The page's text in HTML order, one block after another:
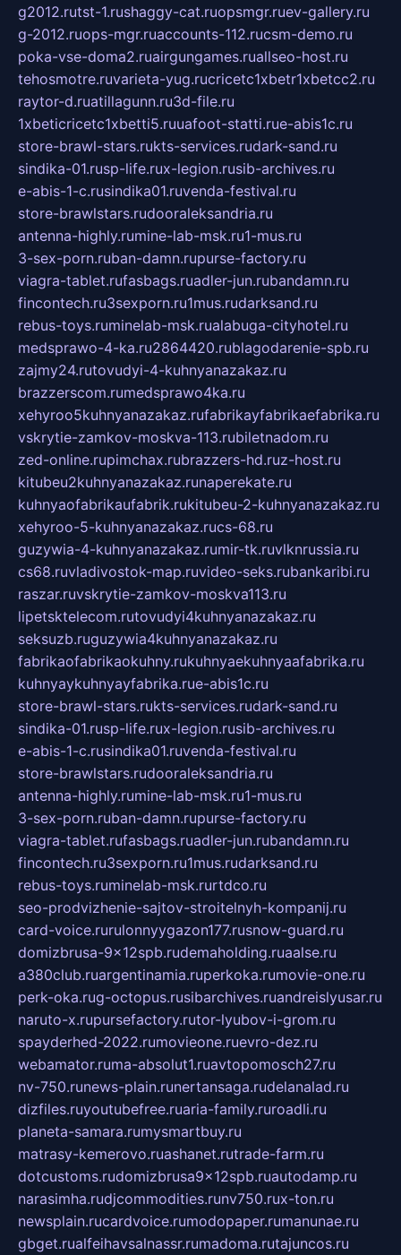
g2012.rutst-1.rushaggy-cat.ruopsmgr.ruev-gallery.ru
g-2012.ruops-mgr.ruaccounts-112.rucsm-demo.ru
poka-vse-doma2.ruairgungames.ruallseo-host.ru
tehosmotre.ruvarieta-yug.rucricetc1xbetr1xbetcc2.ru
raytor-d.ruatillagunn.ru3d-file.ru
1xbeticricetc1xbetti5.ruuafoot-statti.rue-abis1c.ru
store-brawl-stars.rukts-services.rudark-sand.ru
sindika-01.rusp-life.rux-legion.rusib-archives.ru
e-abis-1-c.rusindika01.ruvenda-festival.ru
store-brawlstars.rudooraleksandria.ru
antenna-highly.rumine-lab-msk.ru1-mus.ru
3-sex-porn.ruban-damn.rupurse-factory.ru
viagra-tablet.rufasbags.ruadler-jun.rubandamn.ru
fincontech.ru3sexporn.ru1mus.rudarksand.ru
rebus-toys.ruminelab-msk.rualabuga-cityhotel.ru
medsprawo-4-ka.ru2864420.rublagodarenie-spb.ru
zajmy24.rutovudyi-4-kuhnyanazakaz.ru
brazzerscom.rumedsprawo4ka.ru
xehyroo5kuhnyanazakaz.rufabrikayfabrikaefabrika.ru
vskrytie-zamkov-moskva-113.rubiletnadom.ru
zed-online.rupimchax.rubrazzers-hd.ruz-host.ru
kitubeu2kuhnyanazakaz.runaperekate.ru
kuhnyaofabrikaufabrik.rukitubeu-2-kuhnyanazakaz.ru
xehyroo-5-kuhnyanazakaz.rucs-68.ru
guzywia-4-kuhnyanazakaz.rumir-tk.ruvlknrussia.ru
cs68.ruvladivostok-map.ruvideo-seks.rubankaribi.ru
raszar.ruvskrytie-zamkov-moskva113.ru
lipetsktelecom.rutovudyi4kuhnyanazakaz.ru
seksuzb.ruguzywia4kuhnyanazakaz.ru
fabrikaofabrikaokuhny.rukuhnyaekuhnyaafabrika.ru
kuhnyaykuhnyayfabrika.rue-abis1c.ru
store-brawl-stars.rukts-services.rudark-sand.ru
sindika-01.rusp-life.rux-legion.rusib-archives.ru
e-abis-1-c.rusindika01.ruvenda-festival.ru
store-brawlstars.rudooraleksandria.ru
antenna-highly.rumine-lab-msk.ru1-mus.ru
3-sex-porn.ruban-damn.rupurse-factory.ru
viagra-tablet.rufasbags.ruadler-jun.rubandamn.ru
fincontech.ru3sexporn.ru1mus.rudarksand.ru
rebus-toys.ruminelab-msk.rurtdco.ru
seo-prodvizhenie-sajtov-stroitelnyh-kompanij.ru
card-voice.rurulonnyygazon177.rusnow-guard.ru
domizbrusa-9x12spb.rudemaholding.ruaalse.ru
a380club.ruargentinamia.ruperkoka.rumovie-one.ru
perk-oka.rug-octopus.rusibarchives.ruandreislyusar.ru
naruto-x.rupursefactory.rutor-lyubov-i-grom.ru
spayderhed-2022.rumovieone.ruevro-dez.ru
webamator.ruma-absolut1.ruavtopomosch27.ru
nv-750.runews-plain.runertansaga.rudelanalad.ru
dizfiles.ruyoutubefree.ruaria-family.ruroadli.ru
planeta-samara.rumysmartbuy.ru
matrasy-kemerovo.ruashanet.rutrade-farm.ru
dotcustoms.rudomizbrusa9x12spb.ruautodamp.ru
narasimha.rudjcommodities.runv750.rux-ton.ru
newsplain.rucardvoice.rumodopaper.rumanunae.ru
gbget.rualfeihavsalnassr.rumadoma.rutajuncos.ru